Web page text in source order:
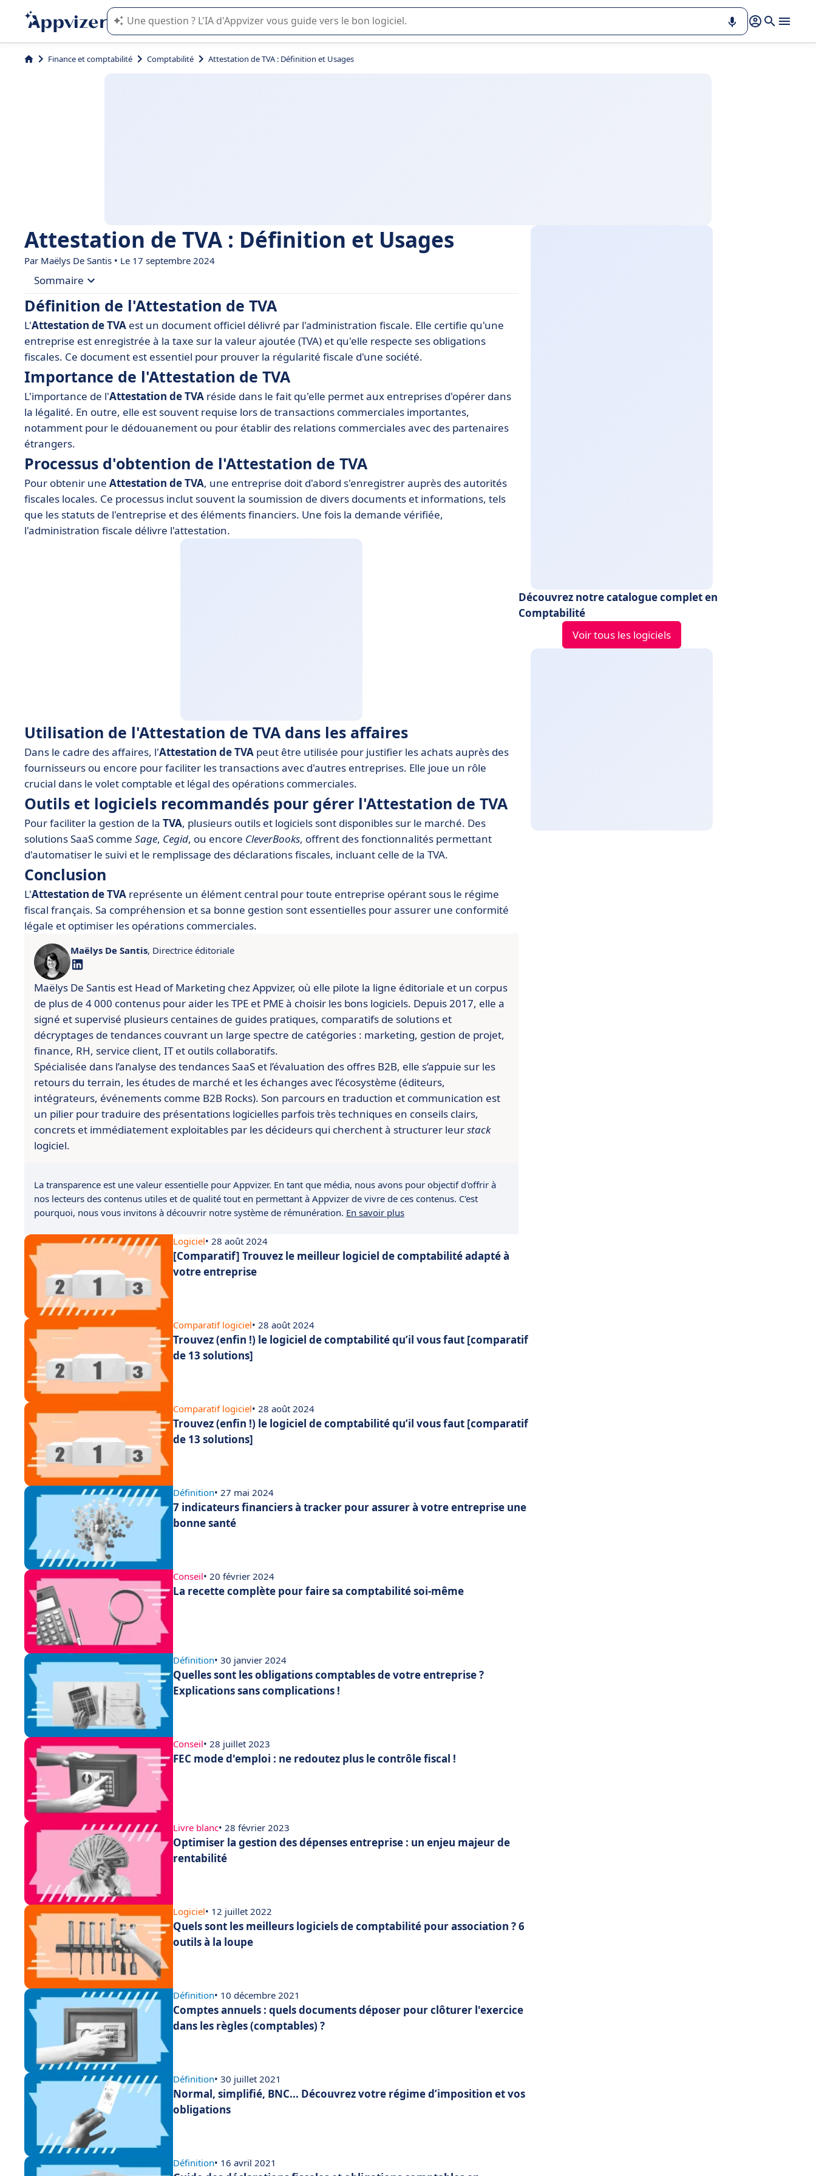
L'IA de Appvizer vous guide dans l'utilisation ou la sélection de logiciel SaaS en entreprise.
Finance et comptabilité Comptabilité Attestation de TVA : Définition et Usages
Attestation de TVA : Définition et Usages
Par Maëlys De Santis • Le 17 septembre 2024
Sommaire
• Définition de l'Attestation de TVA
• Importance de l'Attestation de TVA
• Processus d'obtention de l'Attestation de TVA
• Utilisation de l'Attestation de TVA dans les affaires
• Outils et logiciels recommandés pour gérer l'Attestation de TVA
• Conclusion
Définition de l'Attestation de TVA
L'Attestation de TVA est un document officiel délivré par l'administration fiscale. Elle certifie qu'une
entreprise est enregistrée à la taxe sur la valeur ajoutée (TVA) et qu'elle respecte ses obligations
fiscales. Ce document est essentiel pour prouver la régularité fiscale d'une société.
Importance de l'Attestation de TVA
L'importance de l'Attestation de TVA réside dans le fait qu'elle permet aux entreprises d'opérer dans
la légalité. En outre, elle est souvent requise lors de transactions commerciales importantes,
notamment pour le dédouanement ou pour établir des relations commerciales avec des partenaires
étrangers.
Processus d'obtention de l'Attestation de TVA
Pour obtenir une Attestation de TVA, une entreprise doit d'abord s'enregistrer auprès des autorités
fiscales locales. Ce processus inclut souvent la soumission de divers documents et informations, tels
que les statuts de l'entreprise et des éléments financiers. Une fois la demande vérifiée,
l'administration fiscale délivre l'attestation.
Utilisation de l'Attestation de TVA dans les affaires
Dans le cadre des affaires, l'Attestation de TVA peut être utilisée pour justifier les achats auprès des
fournisseurs ou encore pour faciliter les transactions avec d'autres entreprises. Elle joue un rôle
crucial dans le volet comptable et légal des opérations commerciales.
Outils et logiciels recommandés pour gérer l'Attestation de TVA
Pour faciliter la gestion de la TVA, plusieurs outils et logiciels sont disponibles sur le marché. Des
solutions SaaS comme Sage, Cegid, ou encore CleverBooks, offrent des fonctionnalités permettant
d'automatiser le suivi et le remplissage des déclarations fiscales, incluant celle de la TVA.
Conclusion
L'Attestation de TVA représente un élément central pour toute entreprise opérant sous le régime
fiscal français. Sa compréhension et sa bonne gestion sont essentielles pour assurer une conformité
légale et optimiser les opérations commerciales.
Maëlys De Santis, Directrice éditoriale
Maëlys De Santis est Head of Marketing chez Appvizer, où elle pilote la ligne éditoriale et un corpus
de plus de 4 000 contenus pour aider les TPE et PME à choisir les bons logiciels. Depuis 2017, elle a
signé et supervisé plusieurs centaines de guides pratiques, comparatifs de solutions et
décryptages de tendances couvrant un large spectre de catégories : marketing, gestion de projet,
finance, RH, service client, IT et outils collaboratifs.
Spécialisée dans l’analyse des tendances SaaS et l’évaluation des offres B2B, elle s’appuie sur les
retours du terrain, les études de marché et les échanges avec l’écosystème (éditeurs,
intégrateurs, événements comme B2B Rocks). Son parcours en traduction et communication est
un pilier pour traduire des présentations logicielles parfois très techniques en conseils clairs,
concrets et immédiatement exploitables par les décideurs qui cherchent à structurer leurstack
logiciel.
La transparence est une valeur essentielle pour Appvizer. En tant que média, nous avons pour objectif d'offrir à
nos lecteurs des contenus utiles et de qualité tout en permettant à Appvizer de vivre de ces contenus. C'est
pourquoi, nous vous invitons à découvrir notre système de rémunération. En savoir plus
Découvrez notre catalogue complet en
Comptabilité
Voir tous les logiciels
Logiciel• 28 août 2024
[Comparatif] Trouvez le meilleur logiciel de comptabilité adapté à
votre entreprise
Comparatif logiciel• 28 août 2024
Trouvez (enfin !) le logiciel de comptabilité qu’il vous faut [comparatif
de 13 solutions]
Comparatif logiciel• 28 août 2024
Trouvez (enfin !) le logiciel de comptabilité qu’il vous faut [comparatif
de 13 solutions]
Définition• 27 mai 2024
7 indicateurs financiers à tracker pour assurer à votre entreprise une
bonne santé
Conseil• 20 février 2024
La recette complète pour faire sa comptabilité soi-même
Définition• 30 janvier 2024
Quelles sont les obligations comptables de votre entreprise ?
Explications sans complications !
Conseil• 28 juillet 2023
FEC mode d'emploi : ne redoutez plus le contrôle fiscal !
Livre blanc• 28 février 2023
Optimiser la gestion des dépenses entreprise : un enjeu majeur de
rentabilité
Logiciel• 12 juillet 2022
Quels sont les meilleurs logiciels de comptabilité pour association ? 6
outils à la loupe
Définition• 10 décembre 2021
Comptes annuels : quels documents déposer pour clôturer l'exercice
dans les règles (comptables) ?
Définition• 30 juillet 2021
Normal, simplifié, BNC... Découvrez votre régime d’imposition et vos
obligations
Définition• 16 avril 2021